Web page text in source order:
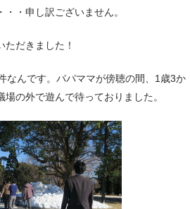
・申し訳ございません。
ただきました！
なんです。パパママが傍聴の間、1歳3か
の外で遊んで待っておりました。